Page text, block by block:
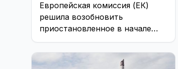
Европейская комиссия (ЕК)
решила возобновить
приостановленное в начале
года выделение Латвии
платежей из европейских
фондов: ...